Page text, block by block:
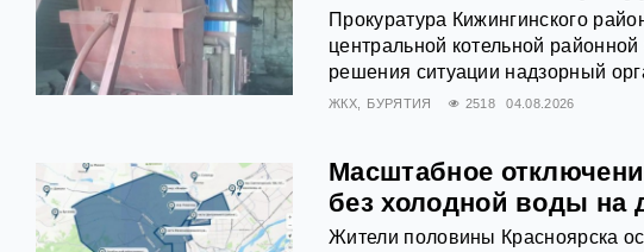
Прокуратура Кижингинского
центральной котельной
решения ситуации надзорный
ЖКХ БУРЯТИЯ 2518 04.08.2026
Масштабное
без холодной воды на
Жители половины Красноярска